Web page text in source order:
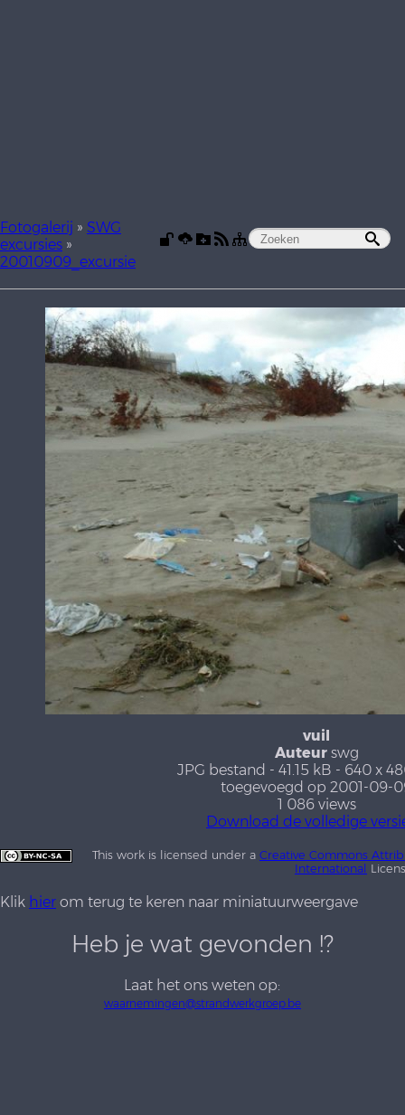
Fotogalerij » SWG
excursies »
20010909_excursie
vuil
Auteur swg
JPG bestand - 41.15 kB - 640 x
toegevoegd op 2001-09-
1 086 views
Download de volledige
This work is licensed under a Creative Commons
International
Klik hier om terug te keren naar miniatuurweergave
Heb je wat gevonden !?
Laat het ons weten op:
waarnemingen@strandwerkgroep.be